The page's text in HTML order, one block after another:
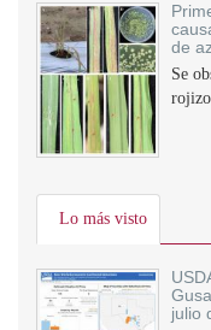
de
Se
Lo más visto
julio